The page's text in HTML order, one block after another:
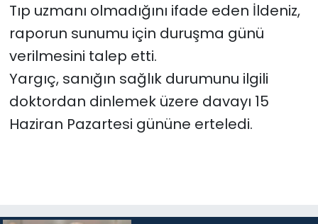
Tıp uzmanı olmadığını ifade eden İldeniz,
raporun sunumu için duruşma günü
verilmesini talep etti.
Yargıç, sanığın sağlık durumunu ilgili
doktordan dinlemek üzere davayı 15
Haziran Pazartesi gününe erteledi.